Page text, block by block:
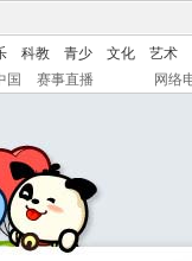
科教 青少 文化
艺术
国 赛事直播 网络